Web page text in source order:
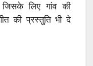
जिसके लिए गांव की
की प्रस्तुति भी दे